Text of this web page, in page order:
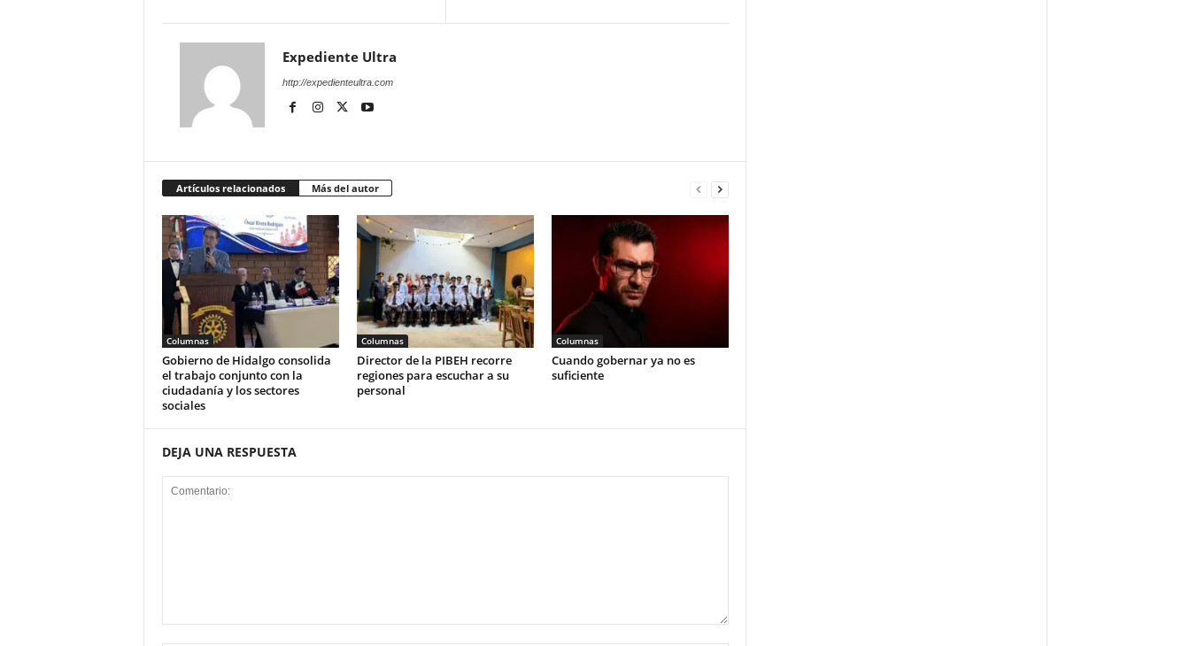
Expediente Ultra
http://expedienteultra.com
Artículos relacionados Más del autor
Columnas
Gobierno de Hidalgo consolida
el trabajo conjunto con la
ciudadanía y los sectores
sociales
Columnas
Director de la PIBEH recorre
regiones para escuchar a su
personal
Columnas
Cuando gobernar ya no es
suficiente
DEJA UNA RESPUESTA